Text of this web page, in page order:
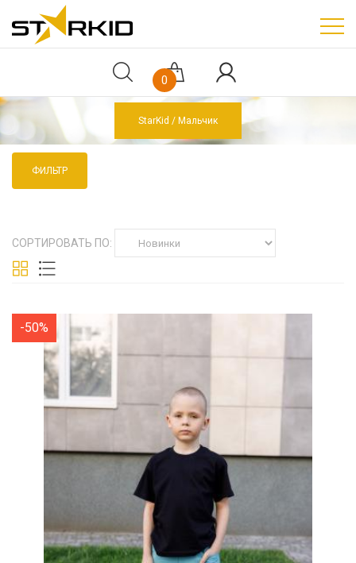
0
StarKid Мальчик
ФИЛЬТР
СОРТИРОВАТЬ ПО:
-50%